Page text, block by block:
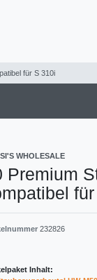
für S 310i
WHOLESALE
Premium
232826
Inhalt: